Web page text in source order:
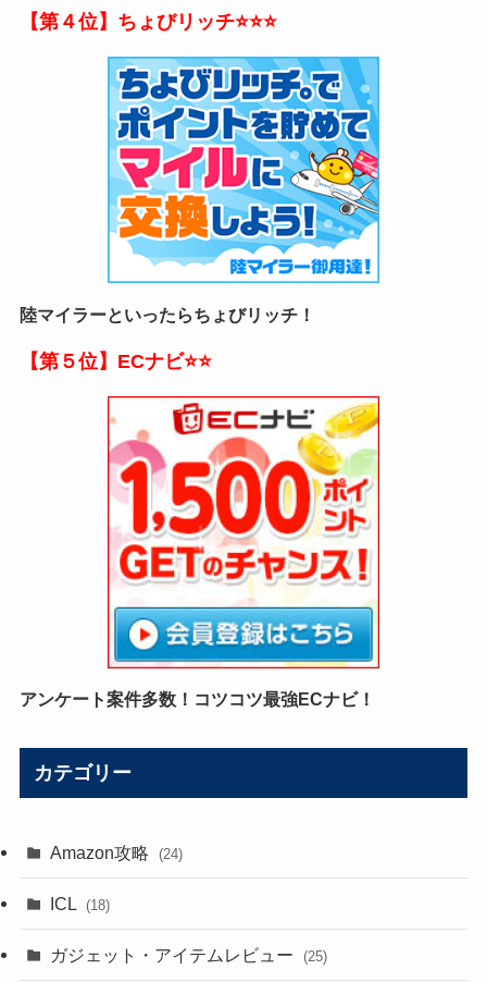
【第４位】ちょびリッチ⭐⭐⭐
陸マイラーといったらちょびリッチ！
【第５位】ECナビ⭐⭐
アンケート案件多数！コツコツ最強ECナビ！
カテゴリー
Amazon攻略 (24)
ICL (18)
ガジェット・アイテムレビュー (25)